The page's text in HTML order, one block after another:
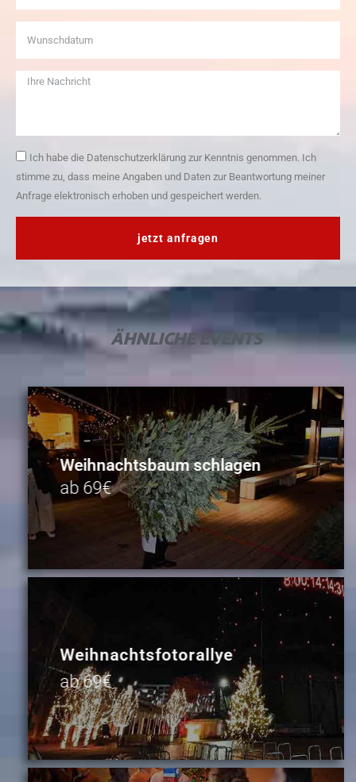
Ich habe die Datenschutzerklärung zur Kenntnis genommen. Ich
stimme zu, dass meine Angaben und Daten zur Beantwortung meiner
Anfrage elektronisch erhoben und gespeichert werden.
jetzt anfragen
ÄHNLICHEEVENTS
Weihnachtsbaum schlagen
ab 69€
Weihnachtsfotorallye
ab 69€